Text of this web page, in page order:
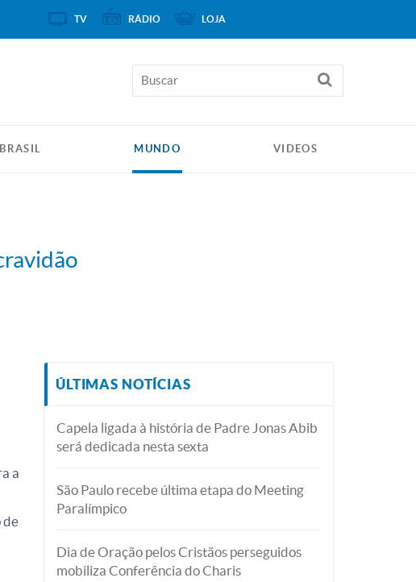
BRASIL MUNDO VIDEOS
a
de
ÚLTIMAS NOTÍCIAS
Capela ligada à história de Padre Jonas Abib
será dedicada nesta sexta
São Paulo recebe última etapa do Meeting
Paralímpico
Dia de Oração pelos Cristãos perseguidos
mobiliza Conferência do Charis
TV RÁDIO LOJA